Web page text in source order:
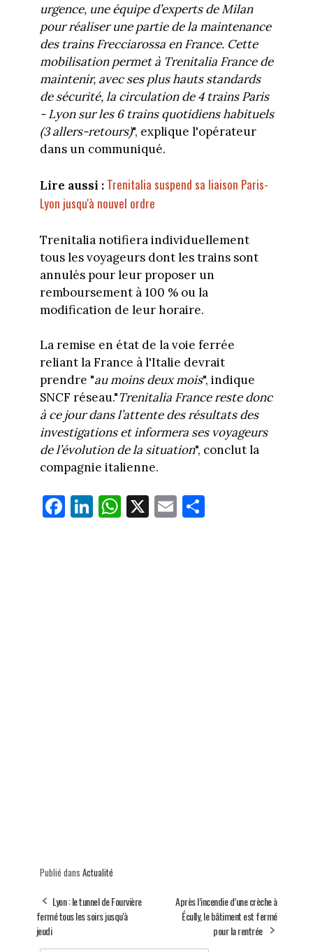
urgence, une équipe d’experts de Milan
pour réaliser une partie de la maintenance
des trains Frecciarossa en France. Cette
mobilisation permet à Trenitalia France de
maintenir, avec ses plus hauts standards
de sécurité, la circulation de 4 trains Paris
- Lyon sur les 6 trains quotidiens habituels
(3 allers-retours)", explique l'opérateur
dans un communiqué.
Lire aussi : Trenitalia suspend sa liaison Paris-
Lyon jusqu'à nouvel ordre
Trenitalia notifiera individuellement
tous les voyageurs dont les trains sont
annulés pour leur proposer un
remboursement à 100 % ou la
modification de leur horaire.
La remise en état de la voie ferrée
reliant la France à l'Italie devrait
prendre "au moins deux mois", indique
SNCF réseau."Trenitalia France reste donc
à ce jour dans l’attente des résultats des
investigations et informera ses voyageurs
de l’évolution de la situation", conclut la
compagnie italienne.
Fa
ce
Li
nk
W
ha
X E
m
Pa
rt
Publié dans Actualité
Lyon : le tunnel de Fourvière
fermé tous les soirs jusqu'à
jeudi
Après l’incendie d’une crèche à
Écully, le bâtiment est fermé
pour la rentrée